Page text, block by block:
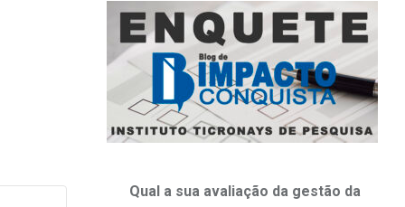
Qual a sua avaliação da gestão da